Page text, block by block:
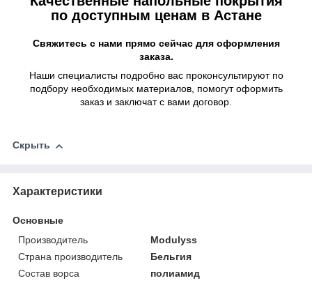
по доступным ценам в Астане
Свяжитесь с нами прямо сейчас для оформления
заказа.
Наши специалисты подробно вас проконсультируют по
подбору необходимых материалов, помогут оформить
заказ и заключат с вами договор.
Скрыть
Характеристики
Основные
Производитель
Modulyss
Страна производитель
Бельгия
Состав ворса
полиамид